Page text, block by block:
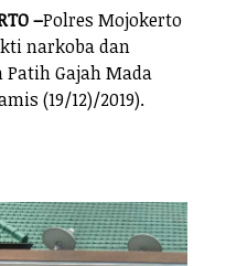
–Polres Mojokerto
narkoba dan
Gajah Mada
(19/12)/2019).